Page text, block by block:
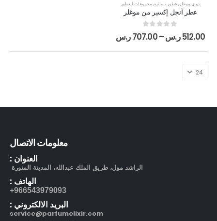
تيري موغلر ,عطور نسائية, مجموعات العطور
عطر أنجل إكسير من موغلر
512.00 ر.س–
707.00ر.س
مرطب مويستر سردج مع حماية من الشمس SPF 25
معلومات الاتصال
العنوان :
الراشد مول، طريق الملك عبدالله، المدينة المنورة
الهاتف :
966543979093+
البريد الالكتروني :
service@parfumelixir.com